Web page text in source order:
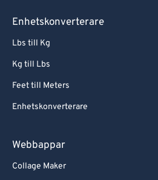
Enhetskonverterare
Lbs till Kg
Kg till Lbs
Feet till Meters
Enhetskonverterare
Webbappar
Collage Maker